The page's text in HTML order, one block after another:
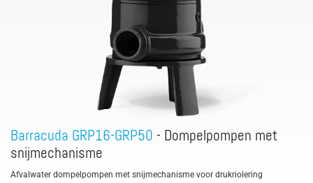
Barracuda GRP16-GRP50 - Dompelpompen met
snijmechanisme
Afvalwater dompelpompen met snijmechanisme voor drukriolering